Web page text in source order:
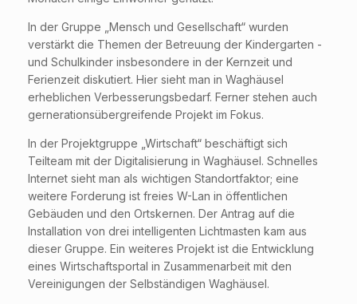
In der Gruppe „Mensch und Gesellschaft“ wurden
verstärkt die Themen der Betreuung der Kindergarten -
und Schulkinder insbesondere in der Kernzeit und
Ferienzeit diskutiert. Hier sieht man in Waghäusel
erheblichen Verbesserungsbedarf. Ferner stehen auch
gernerationsübergreifende Projekt im Fokus.
In der Projektgruppe „Wirtschaft“ beschäftigt sich
Teilteam mit der Digitalisierung in Waghäusel. Schnelles
Internet sieht man als wichtigen Standortfaktor; eine
weitere Forderung ist freies W-Lan in öffentlichen
Gebäuden und den Ortskernen. Der Antrag auf die
Installation von drei intelligenten Lichtmasten kam aus
dieser Gruppe. Ein weiteres Projekt ist die Entwicklung
eines Wirtschaftsportal in Zusammenarbeit mit den
Vereinigungen der Selbständigen Waghäusel.